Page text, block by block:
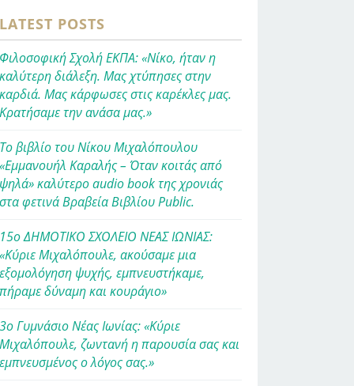
LATEST POSTS
Φιλοσοφική Σχολή ΕΚΠΑ: «Νίκο, ήταν η
καλύτερη διάλεξη. Μας χτύπησες στην
καρδιά. Μας κάρφωσες στις καρέκλες μας.
Κρατήσαμε την ανάσα μας.»
Το βιβλίο του Νίκου Μιχαλόπουλου
«Εμμανουήλ Καραλής – Όταν κοιτάς από
ψηλά» καλύτερο audio book της χρονιάς
στα φετινά Βραβεία Βιβλίου Public.
15ο ΔΗΜΟΤΙΚΟ ΣΧΟΛΕΙΟ ΝΕΑΣ ΙΩΝΙΑΣ:
«Κύριε Μιχαλόπουλε, ακούσαμε μια
εξομολόγηση ψυχής, εμπνευστήκαμε,
πήραμε δύναμη και κουράγιο»
3ο Γυμνάσιο Νέας Ιωνίας: «Κύριε
Μιχαλόπουλε, ζωντανή η παρουσία σας και
εμπνευσμένος ο λόγος σας.»